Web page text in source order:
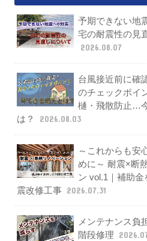
予期できない地
宅の耐震性の見
2026.08.07
台風接近前に確
のチェックポイ
樋・飛散防止…
は？
2026.08.03
～これからも安
めに～ 耐震×断
ン vol.1｜補助
震改修工事 2026.07.31
メンテナンス負
階段修理